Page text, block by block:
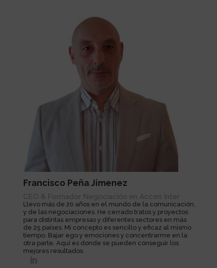
Francisco Peña Jimenez
CEO & Formador Negociación en Accen Inter
Llevo más de 20 años en el mundo de la comunicación,
y de las negociaciones. He cerrado tratos y proyectos
para distintas empresas y diferentes sectores en más
de 25 países. Mi concepto es sencillo y eficaz al mismo
tiempo. Bajar ego y emociones y concentrarme en la
otra parte. Aquí es donde se pueden conseguir los
mejores resultados.